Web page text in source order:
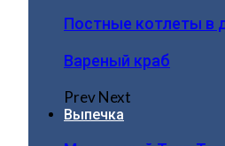
Постные котлеты в
Вареный краб
PrevNext
Выпечка